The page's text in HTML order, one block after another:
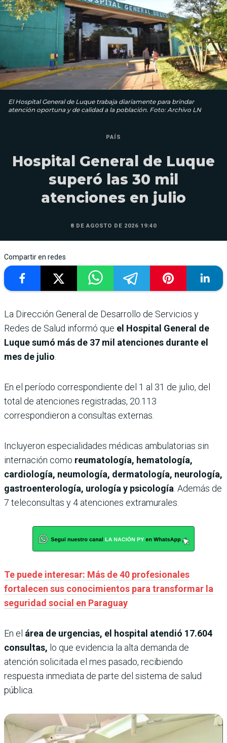
El Hospital General de Luque trabaja diariamente para brindar
atención oportuna y de calidad a la población. Foto: Archivo LN
PAÍS
Hospital General de Luque
superó las 30 mil
atenciones en julio
8 DE AGOSTO DE 2026 19:40
Compartir en redes
La Dirección General de Desarrollo de Servicios y
Redes de Salud informó que el Hospital General de
Luque sumó más de 37 mil atenciones durante el
mes de julio
En el período correspondiente del 1 al 31 de julio, del
total de atenciones registradas, 20.113
correspondieron a consultas externas.
Incluyeron especialidades médicas ambulatorias sin
internación como reumatología, hematología,
cardiología, neumología, dermatología, neurología,
gastroenterología, urología y psicología . Además de
7 teleconsultas y 4 atenciones extramurales.
Te puede interesar: Más de 40 profesionales
fortalecen sus conocimientos para transformar la
seguridad social en Paraguay
En el área de urgencias, el hospital atendió 17.604
consultas, lo que evidencia la alta demanda de
atención solicitada el mes pasado, recibiendo
respuesta inmediata de parte del sistema de salud
pública.